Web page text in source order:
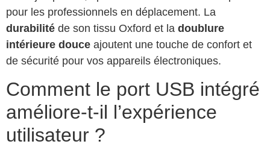
pour les professionnels en déplacement. La
durabilité de son tissu Oxford et la doublure
intérieure douce ajoutent une touche de confort et
de sécurité pour vos appareils électroniques.
Comment le port USB intégré
améliore-t-il l’expérience
utilisateur ?